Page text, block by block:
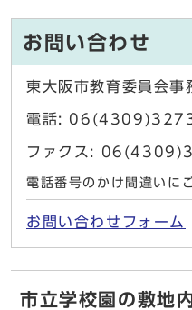
お問い合わせ
東大阪市教育委員会事
電話:
ファクス:
電話番号のかけ間違いに
お問い合わせフォーム
市立学校園の敷地